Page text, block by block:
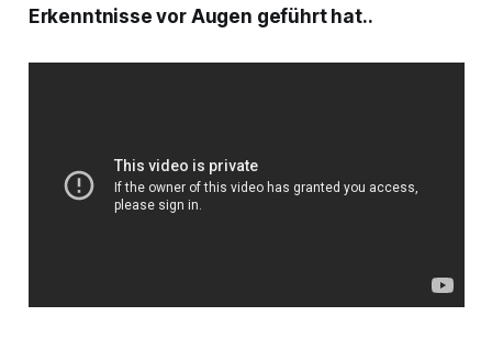
Erkenntnisse vor Augen geführt hat..